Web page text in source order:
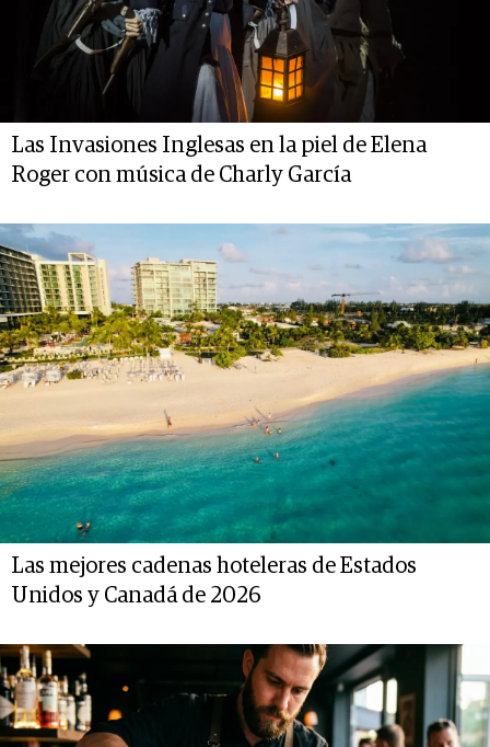
Las Invasiones Inglesas en la piel de Elena
Roger con música de Charly García
Las mejores cadenas hoteleras de Estados
Unidos y Canadá de 2026